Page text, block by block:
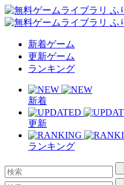
新着ゲーム
更新ゲーム
ランキング
新着
更新
ランキング